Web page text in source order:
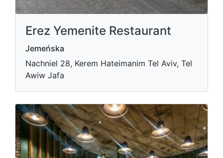
Erez Yemenite Restaurant
Jemeńska
Nachniel 28, Kerem Hateimanim Tel Aviv, Tel
Awiw Jafa